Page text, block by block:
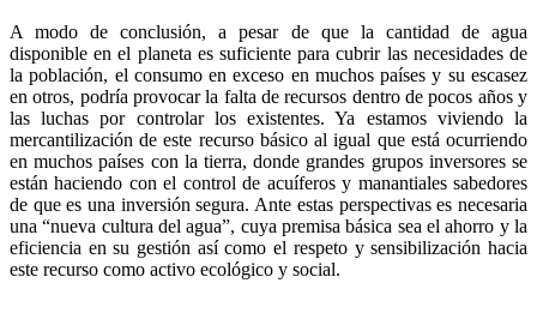
A modo de conclusión, a pesar de que la cantidad de agua
disponible en el planeta es suficiente para cubrir las necesidades de
la población, el consumo en exceso en muchos países y su escasez
en otros, podría provocar la falta de recursos dentro de pocos años y
las luchas por controlar los existentes. Ya estamos viviendo la
mercantilización de este recurso básico al igual que está ocurriendo
en muchos países con la tierra, donde grandes grupos inversores se
están haciendo con el control de acuíferos y manantiales sabedores
de que es una inversión segura. Ante estas perspectivas es necesaria
una “nueva cultura del agua”, cuya premisa básica sea el ahorro y la
eficiencia en su gestión así como el respeto y sensibilización hacia
este recurso como activo ecológico y social.